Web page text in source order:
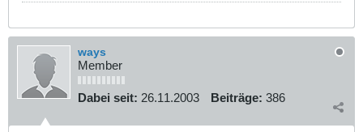
ways
Member
Dabei seit: 26.11.2003 Beiträge: 386